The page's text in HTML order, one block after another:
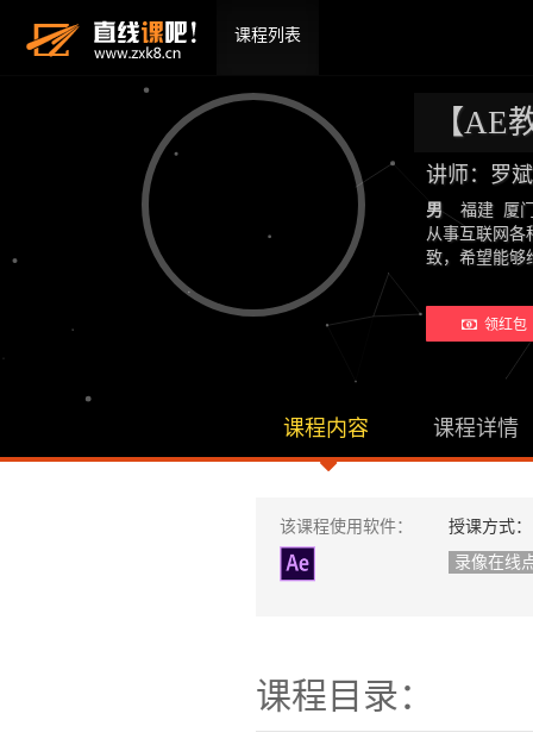
课程列表
【AE
讲师：罗
男
福建 厦
从事互联网各
致，希望能
领红包
课程内容 课程详情
该课程使用软件：
授课方式：
录像在线
课程目录：